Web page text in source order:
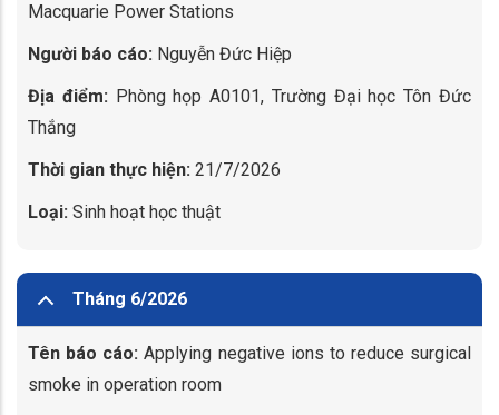
Macquarie Power Stations
Người báo cáo: Nguyễn Đức Hiệp
Địa điểm: Phòng họp A0101, Trường Đại học Tôn Đức
Thắng
Thời gian thực hiện: 21/7/2026
Loại: Sinh hoạt học thuật
Tháng 6/2026
Tên báo cáo: Applying negative ions to reduce surgical
smoke in operation room